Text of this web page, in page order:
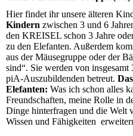
Hier findet ihr unsere älteren
Kindern zwischen 3 und 6
den KREISEL schon 3 Jahre
zu den Elefanten. Außerdem
aus der Mäusegruppe oder der
sind“. Sie werden von
piA-Auszubildenden betreut.
Elefanten: Was ich schon alles
Freundschaften, meine Rolle in
Dinge hinterfragen und die Welt
Wissen und Fähigkeiten